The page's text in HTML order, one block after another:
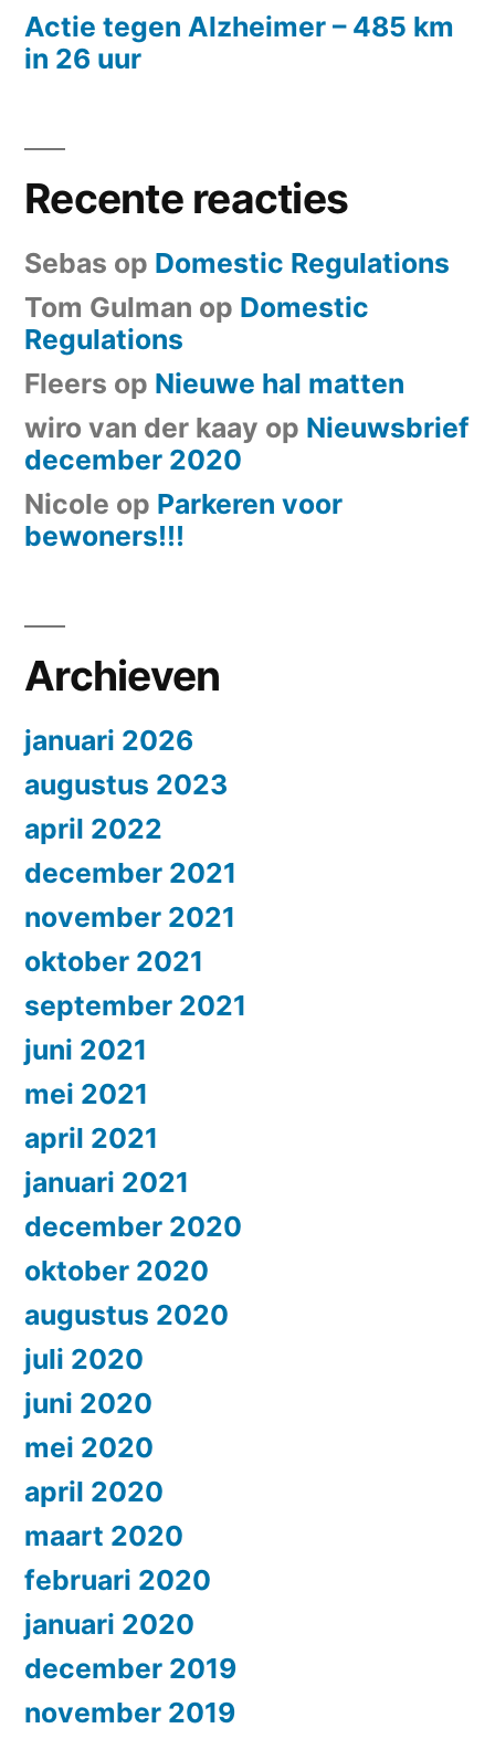
Actie tegen Alzheimer – 485 km
in 26 uur
Recente reacties
Sebas op Domestic Regulations
Tom Gulman op Domestic
Regulations
Fleers op Nieuwe hal matten
wiro van der kaay op Nieuwsbrief
december 2020
Nicole op Parkeren voor
bewoners!!!
Archieven
januari 2026
augustus 2023
april 2022
december 2021
november 2021
oktober 2021
september 2021
juni 2021
mei 2021
april 2021
januari 2021
december 2020
oktober 2020
augustus 2020
juli 2020
juni 2020
mei 2020
april 2020
maart 2020
februari 2020
januari 2020
december 2019
november 2019